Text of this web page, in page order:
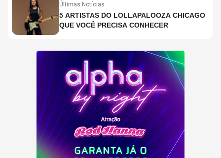
Últimas Notícias
5 ARTISTAS DO LOLLAPALOOZA CHICAGO
QUE VOCÊ PRECISA CONHECER